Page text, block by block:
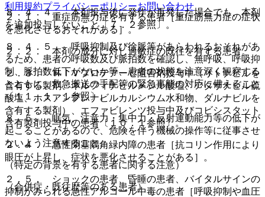
８．４．４． 本剤投与後に発作が再発した場合でも、本剤
を追加投与しないこと〔７．２参照〕。
８．４．５． 呼吸抑制及び徐脈等があらわれるおそれがあ
るため、患者の呼吸数及び脈拍数を確認し、無呼吸、呼吸抑
制、脈拍数低下がないか等、患者の状態を注意深く観察する
とともに、救急搬送の手配等の緊急事態の対応に備えること
〔１１．１．１参照〕。
８．５． 眠気、注意力・集中力・反射運動能力等の低下が
起こることがあるので、危険を伴う機械の操作等に従事させ
ないよう注意すること。
（特定の背景を有する患者に関する注意）
（合併症・既往歴等のある患者）
２．１． 重症筋無力症を有する患者［重症筋無力症の症状
を悪化させるおそれがある］。
２．２． 本剤の成分に対し過敏症の既往を有する患者。
２．３． ＨＩＶプロテアーゼ阻害剤投与中（リトナビルを
含有する製剤、ネルフィナビルメシル酸塩、アタザナビル硫
酸塩、ホスアンプレナビルカルシウム水和物、ダルナビルを
含有する製剤）、エファビレンツ投与中及びコビシスタット
含有製剤投与中の患者〔１０．１参照〕。
２．４． 急性閉塞隅角緑内障の患者［抗コリン作用により
眼圧が上昇し、症状を悪化させることがある］。
２．５． ショックの患者、昏睡の患者、バイタルサインの
抑制がみられる急性アルコール中毒の患者［呼吸抑制や血圧
利用規約プライバシーポリシーお問い合わせ